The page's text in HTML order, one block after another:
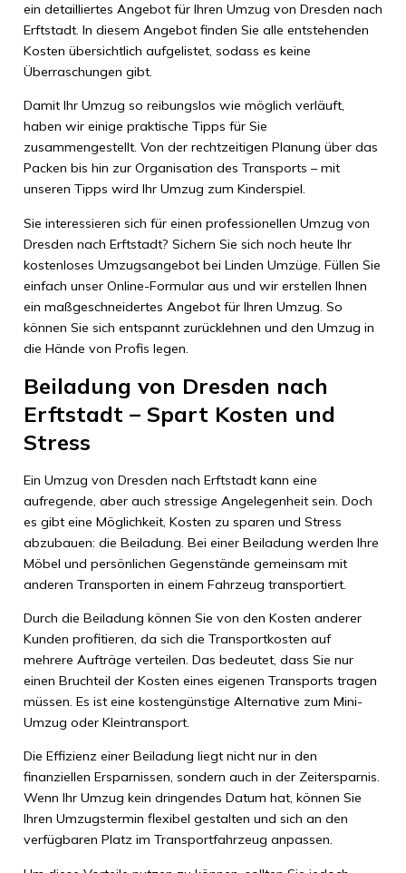
ein detailliertes Angebot für Ihren Umzug von Dresden nach
Erftstadt. In diesem Angebot finden Sie alle entstehenden
Kosten übersichtlich aufgelistet, sodass es keine
Überraschungen gibt.
Damit Ihr Umzug so reibungslos wie möglich verläuft,
haben wir einige praktische Tipps für Sie
zusammengestellt. Von der rechtzeitigen Planung über das
Packen bis hin zur Organisation des Transports – mit
unseren Tipps wird Ihr Umzug zum Kinderspiel.
Sie interessieren sich für einen professionellen Umzug von
Dresden nach Erftstadt? Sichern Sie sich noch heute Ihr
kostenloses Umzugsangebot bei Linden Umzüge. Füllen Sie
einfach unser Online-Formular aus und wir erstellen Ihnen
ein maßgeschneidertes Angebot für Ihren Umzug. So
können Sie sich entspannt zurücklehnen und den Umzug in
die Hände von Profis legen.
Beiladung von Dresden nach
Erftstadt – Spart Kosten und
Stress
Ein Umzug von Dresden nach Erftstadt kann eine
aufregende, aber auch stressige Angelegenheit sein. Doch
es gibt eine Möglichkeit, Kosten zu sparen und Stress
abzubauen: die Beiladung. Bei einer Beiladung werden Ihre
Möbel und persönlichen Gegenstände gemeinsam mit
anderen Transporten in einem Fahrzeug transportiert.
Durch die Beiladung können Sie von den Kosten anderer
Kunden profitieren, da sich die Transportkosten auf
mehrere Aufträge verteilen. Das bedeutet, dass Sie nur
einen Bruchteil der Kosten eines eigenen Transports tragen
müssen. Es ist eine kostengünstige Alternative zum Mini-
Umzug oder Kleintransport.
Die Effizienz einer Beiladung liegt nicht nur in den
finanziellen Ersparnissen, sondern auch in der Zeitersparnis.
Wenn Ihr Umzug kein dringendes Datum hat, können Sie
Ihren Umzugstermin flexibel gestalten und sich an den
verfügbaren Platz im Transportfahrzeug anpassen.